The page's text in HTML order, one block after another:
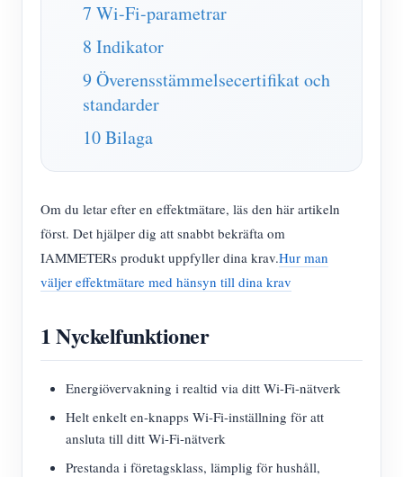
Ansökningar
Elförbrukningsmonitor
PV-värmare styrsystem
Fabrikens energiövervakning
Lagra
Resurser
Snabbstart för produkten
Dokumentera
Handledningsvideo
FAQ
Nyheter
gemenskap
Framkallare
Utforska
Belöningsprogram
Kontakt
Om oss
7 Wi-Fi-parametrar
8 Indikator
9 Överensstämmelsecertifikat och
standarder
10 Bilaga
Om du letar efter en effektmätare, läs den här artikeln
först. Det hjälper dig att snabbt bekräfta om
IAMMETERs produkt uppfyller dina krav.Hur man
väljer effektmätare med hänsyn till dina krav
1 Nyckelfunktioner
Energiövervakning i realtid via ditt Wi-Fi-nätverk
Helt enkelt en-knapps Wi-Fi-inställning för att
ansluta till ditt Wi-Fi-nätverk
Prestanda i företagsklass, lämplig för hushåll,